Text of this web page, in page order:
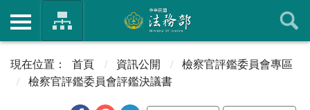
首頁 資訊公開
檢察官評鑑委員會專區
檢察官評鑑委員會評鑑決議書